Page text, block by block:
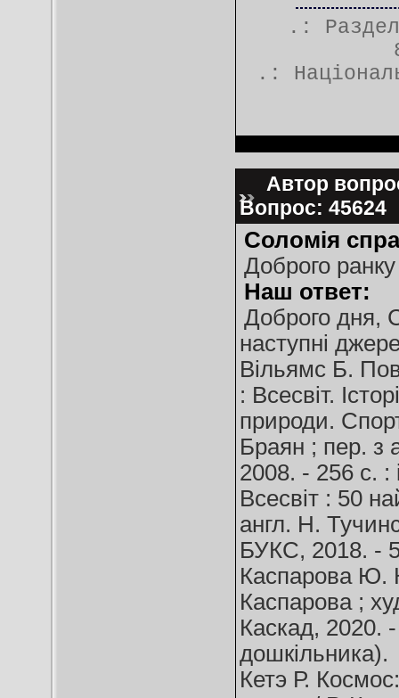
.:
.:
Автор
Вопрос: 45624
Соломія
Доброго
Наш ответ:
Доброго дня,
наступні
Вільямс Б.
: Всесвіт.
природи.
Браян ; пер. з
2008. - 256 с. :
Всесвіт : 50
англ. Н.
БУКС, 2018. -
Каспарова Ю.
Каспарова ;
Каскад, 2020.
дошкільника).
Кетэ Р.